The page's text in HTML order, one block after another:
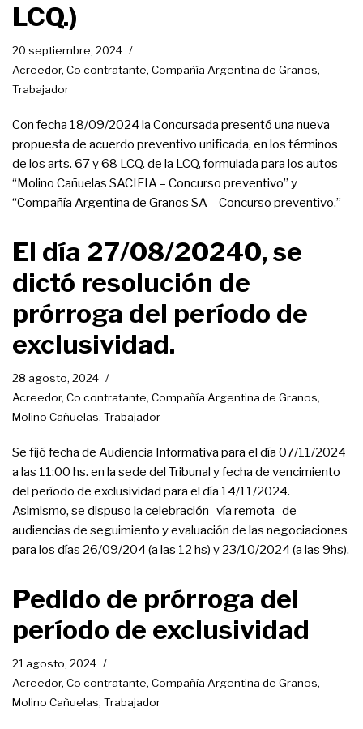
LCQ.)
20 septiembre, 2024
Acreedor, Co contratante, Compañía Argentina de Granos,
Trabajador
Con fecha 18/09/2024 la Concursada presentó una nueva
propuesta de acuerdo preventivo unificada, en los términos
de los arts. 67 y 68 LCQ. de la LCQ, formulada para los autos
“Molino Cañuelas SACIFIA – Concurso preventivo” y
“Compañía Argentina de Granos SA – Concurso preventivo.”
El día 27/08/20240, se
dictó resolución de
prórroga del período de
exclusividad.
28 agosto, 2024
Acreedor, Co contratante, Compañía Argentina de Granos,
Molino Cañuelas, Trabajador
Se fijó fecha de Audiencia Informativa para el día 07/11/2024
a las 11:00 hs. en la sede del Tribunal y fecha de vencimiento
del período de exclusividad para el día 14/11/2024.
Asimismo, se dispuso la celebración -vía remota- de
audiencias de seguimiento y evaluación de las negociaciones
para los días 26/09/204 (a las 12 hs) y 23/10/2024 (a las 9hs).
Pedido de prórroga del
período de exclusividad
21 agosto, 2024
Acreedor, Co contratante, Compañía Argentina de Granos,
Molino Cañuelas, Trabajador